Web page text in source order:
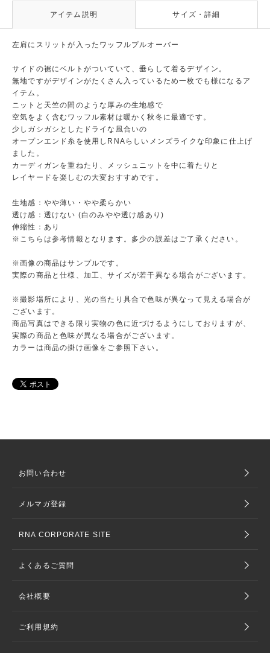
アイテム説明 サイズ・詳細
左肩にスリットが入ったワッフルプルオーバー
サイドの裾にベルトがついていて、垂らして着るデザイン。
無地ですがデザインがたくさん入っているため一枚でも様になるア
イテム。
ニットと天竺の間のような厚みの生地感で
空気をよく含むワッフル素材は暖かく秋冬に最適です。
少しガシガシとしたドライな風合いの
オープンエンド糸を使用しRNAらしいメンズライクな印象に仕上げ
ました。
カーディガンを重ねたり、メッシュニットを中に着たりと
レイヤードを楽しむの大変おすすめです。
生地感：やや薄い・やや柔らかい
透け感：透けない (白のみやや透け感あり)
伸縮性：あり
※こちらは参考情報となります。多少の誤差はご了承ください。
※画像の商品はサンプルです。
実際の商品と仕様、加工、サイズが若干異なる場合がございます。
※撮影場所により、光の当たり具合で色味が異なって見える場合が
ございます。
商品写真はできる限り実物の色に近づけるようにしておりますが、
実際の商品と色味が異なる場合がございます。
カラーは商品の掛け画像をご参照下さい。
お問い合わせ
メルマガ登録
RNA CORPORATE SITE
よくあるご質問
会社概要
ご利用規約